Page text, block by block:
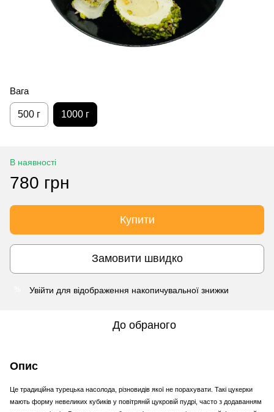
Вага
500 г 1000 г
В наявності
780 грн
Купити
Замовити швидко
Увійти для відображення накопичувальної знижки
До обраного
Опис
Це традиційна турецька насолода, різновидів якої не порахувати. Такі цукерки
мають форму невеликих кубиків у повітряній цукровій пудрі, часто з додаванням